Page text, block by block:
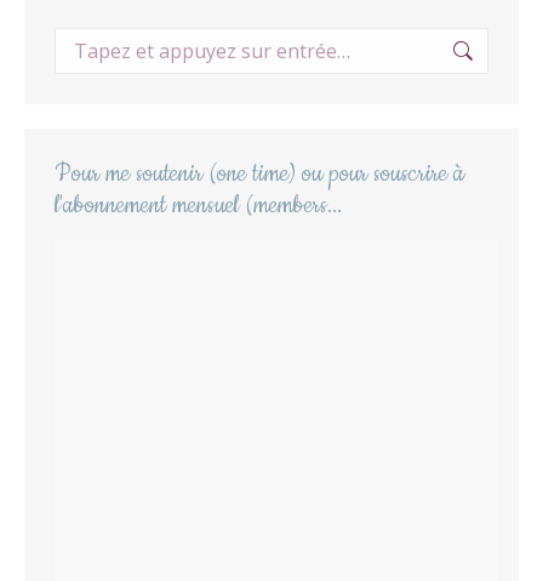
Recherche
Pour me soutenir (one time) ou pour souscrire à
l'abonnement mensuel (members...